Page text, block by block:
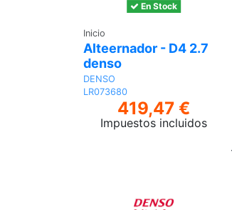
En Stock
Inicio
Alteernador - D4 2.7
denso
DENSO
LR073680
419,47 €
Impuestos incluidos